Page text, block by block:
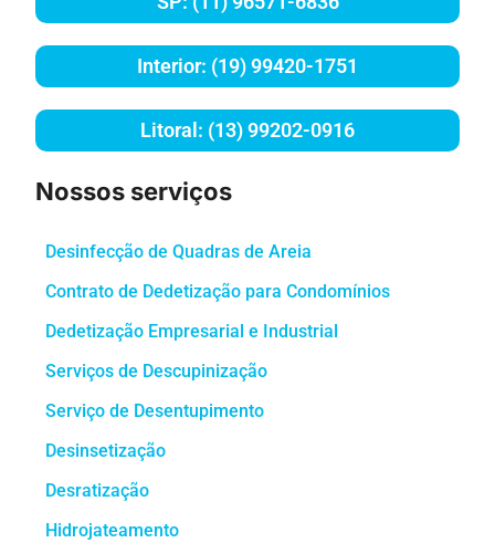
Interior: (19) 99420-1751
Litoral: (13) 99202-0916
Nossos serviços
Desinfecção de Quadras de Areia
Contrato de Dedetização para Condomínios
Dedetização Empresarial e Industrial
Serviços de Descupinização
Serviço de Desentupimento
Desinsetização
Desratização
Hidrojateamento